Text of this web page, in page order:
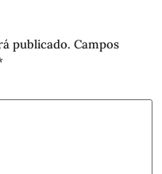
publicado. Campos